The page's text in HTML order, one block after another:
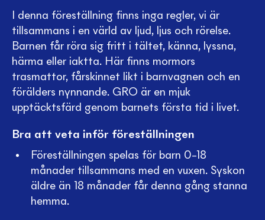
I denna föreställning finns inga regler, vi är
tillsammans i en värld av ljud, ljus och rörelse.
Barnen får röra sig fritt i tältet, känna, lyssna,
härma eller iaktta. Här finns mormors
trasmattor, fårskinnet likt i barnvagnen och en
förälders nynnande. GRO är en mjuk
upptäcktsfärd genom barnets första tid i livet.
Bra att veta inför föreställningen
Föreställningen spelas för barn 0–18
månader tillsammans med en vuxen. Syskon
äldre än 18 månader får denna gång stanna
hemma.